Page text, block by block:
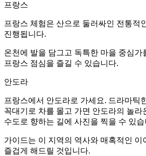
프랑스
프랑스 체험은 산으로 둘러싸인 전통적
진행됩니다.
온천에 발을 담그고 독특한 마을 중심가
프랑스 점심을 즐길 수 있습니다.
안도라
프랑스에서 안도라로 가세요. 드라마틱
꼭대기로 차를 몰고 가면 안도라의 놀라
수도로 향하는 길에 사진을 찍을 수 있습
가이드는 이 지역의 역사와 매혹적인 이
즐겁게 해드릴 것입니다.